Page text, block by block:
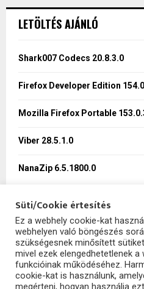
h
o
:
LETÖLTÉS AJÁNLÓ
Shark007 Codecs 20.8.3.0
Firefox Developer Edition
Mozilla Firefox Portable
Viber 28.5.1.0
NanaZip 6.5.1800.0
Süti/Cookie értesítés
Ez a webhely cookie-kat
webhelyen való böngészés
szükségesnek minősített
mivel ezek elengedhetetlenek a
funkcióinak működéséhez.
cookie-kat is használunk,
megérteni, hogyan használja